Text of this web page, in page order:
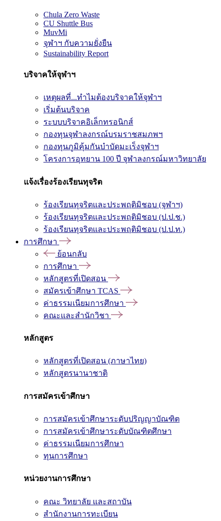
Chula Zero Waste
CU Shuttle Bus
MuvMi
จุฬาฯ กับความยั่งยืน
Sustainability Report
บริจาคให้จุฬาฯ
เหตุผลที่...ทำไมต้องบริจาคให้จุฬาฯ
เริ่มต้นบริจาค
ระบบบริจาคอิเล็กทรอนิกส์
กองทุนจุฬาลงกรณ์บรมราชสมภพฯ
กองทุนภูมิคุ้มกันบำบัดมะเร็งจุฬาฯ
โครงการอุทยาน 100 ปี จุฬาลงกรณ์มหาวิทยาลัย
แจ้งเรื่องร้องเรียนทุจริต
ร้องเรียนทุจริตและประพฤติมิชอบ (จุฬาฯ)
ร้องเรียนทุจริตและประพฤติมิชอบ (ป.ป.ช.)
ร้องเรียนทุจริตและประพฤติมิชอบ (ป.ป.ท.)
การศึกษา
ย้อนกลับ
การศึกษา
หลักสูตรที่เปิดสอน
สมัครเข้าศึกษา TCAS
ค่าธรรมเนียมการศึกษา
คณะและสำนักวิชา
หลักสูตร
หลักสูตรที่เปิดสอน (ภาษาไทย)
หลักสูตรนานาชาติ
การสมัครเข้าศึกษา
การสมัครเข้าศึกษาระดับปริญญาบัณฑิต
การสมัครเข้าศึกษาระดับบัณฑิตศึกษา
ค่าธรรมเนียมการศึกษา
ทุนการศึกษา
หน่วยงานการศึกษา
คณะ วิทยาลัย และสถาบัน
สำนักงานการทะเบียน